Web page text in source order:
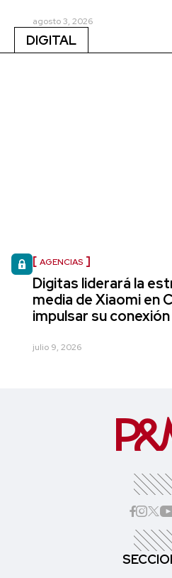
agosto 3, 2026
DIGITAL
AGENCIAS
Digitas liderará la
media de Xiaomi en
impulsar su
julio 9, 2026